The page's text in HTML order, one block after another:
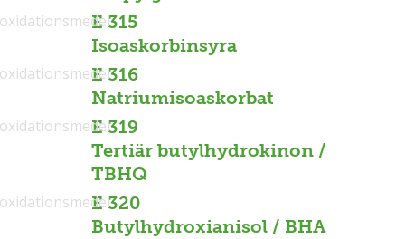
E 315
Isoaskorbinsyra
E 316
Natriumisoaskorbat
E 319
Tertiär butylhydrokinon /
TBHQ
E 320
Butylhydroxianisol / BHA